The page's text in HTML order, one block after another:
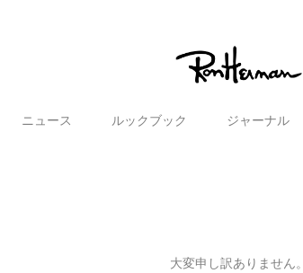
ニュース ルックブック ジャーナル
大変申し訳ありません。